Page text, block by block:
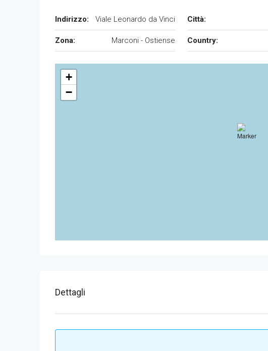
Indirizzo: Viale Leonardo da Vinci Città:
Zona: Marconi - Ostiense Country:
+
−
Dettagli